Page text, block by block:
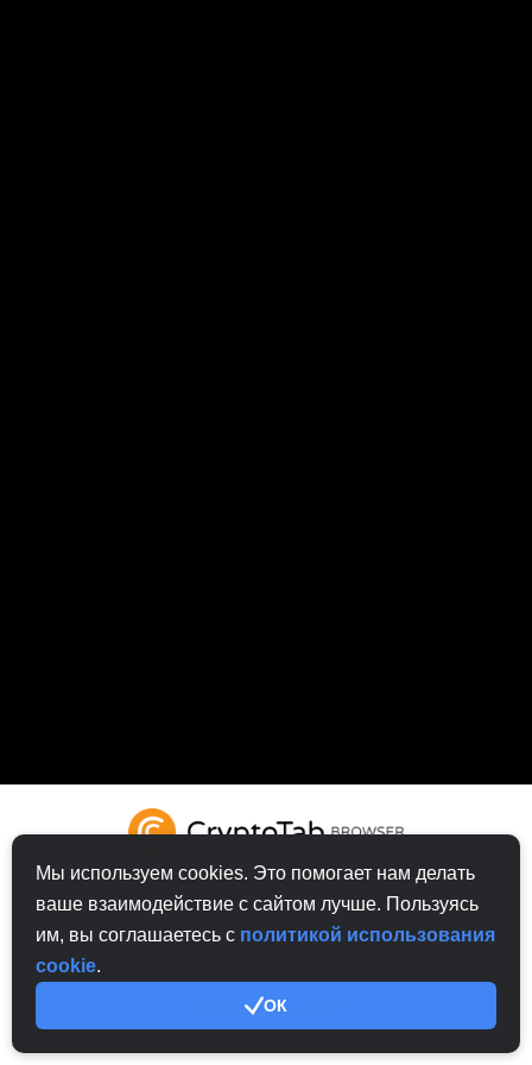
Мы используем cookies. Это помогает нам делать
ваше взаимодействие с сайтом лучше. Пользуясь
им, вы соглашаетесь с политикой использования
cookie.
ОК
УЗНАТЬ БОЛЬШЕ
ПОПРОБУЙТЕ CRYPTOTAB БРАУЗЕР